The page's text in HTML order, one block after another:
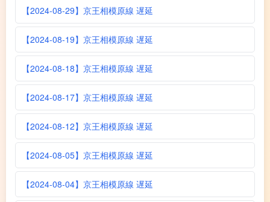
【2024-08-29】京王相模原線 遅延
【2024-08-19】京王相模原線 遅延
【2024-08-18】京王相模原線 遅延
【2024-08-17】京王相模原線 遅延
【2024-08-12】京王相模原線 遅延
【2024-08-05】京王相模原線 遅延
【2024-08-04】京王相模原線 遅延